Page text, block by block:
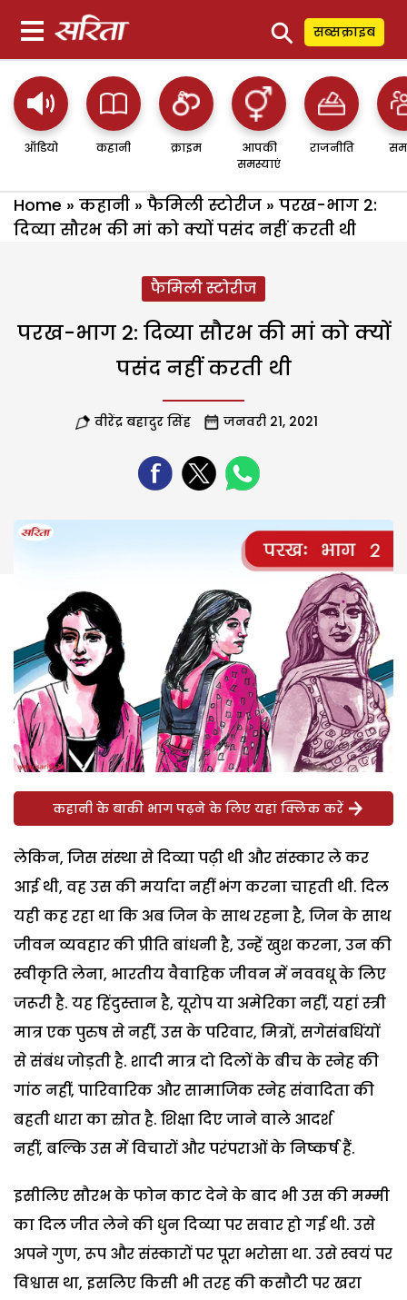
⚲ सब्सक्राइब
ऑडियो कहानी क्राइम
आपकी
समस्याएं
राजनीति
Home » कहानी » फैमिली स्टोरीज » परख-भाग 2:
दिव्या सौरभ की मां को क्यों पसंद नहीं करती थी
फैमिली स्टोरीज
परख-भाग 2: दिव्या सौरभ की मां को क्यों
पसंद नहीं करती थी
वीरेंद्र बहादुर सिंह जनवरी 21, 2021
कहानी के बाकी भाग पढ़ने के लिए यहां क्लिक करें
लेकिन, जिस संस्था से दिव्या पढ़ी थी और संस्कार ले कर
आई थी, वह उस की मर्यादा नहीं भंग करना चाहती थी. दिल
यही कह रहा था कि अब जिन के साथ रहना है, जिन के साथ
जीवन व्यवहार की प्रीति बांधनी है, उन्हें खुश करना, उन की
स्वीकृति लेना, भारतीय वैवाहिक जीवन में नववधू के लिए
जरूरी है. यह हिंदुस्तान है, यूरोप या अमेरिका नहीं, यहां स्त्री
मात्र एक पुरुष से नहीं, उस के परिवार, मित्रों, सगेसंबधिंयों
से संबंध जोड़ती है. शादी मात्र दो दिलों के बीच के स्नेह की
गांठ नहीं, पारिवारिक और सामाजिक स्नेह संवादिता की
बहती धारा का स्रोत है. शिक्षा दिए जाने वाले आदर्श
नहीं, बल्कि उस मेें विचारों और परंपराओं के निष्कर्ष हैं.
इसीलिए सौरभ के फोन काट देने के बाद भी उस की मम्मी
का दिल जीत लेने की धुन दिव्या पर सवार हो गई थी. उसे
अपने गुण, रूप और संस्कारों पर पूरा भरोसा था. उसे स्वयं पर
विश्वास था, इसलिए किसी भी तरह की कसौटी पर खरा